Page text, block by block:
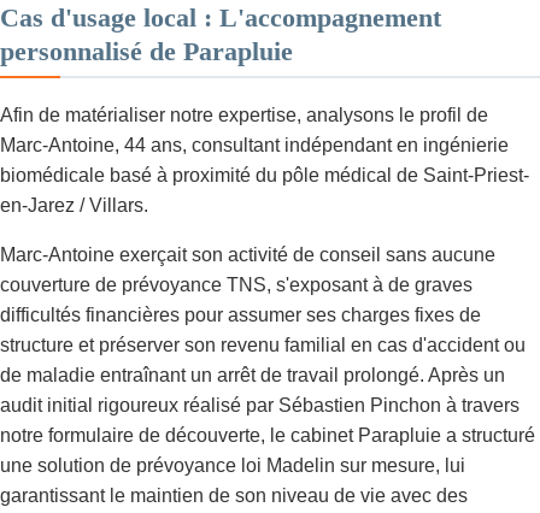
Cas d'usage local : L'accompagnement
personnalisé de Parapluie
Afin de matérialiser notre expertise, analysons le profil de
Marc-Antoine, 44 ans, consultant indépendant en ingénierie
biomédicale basé à proximité du pôle médical de Saint-Priest-
en-Jarez / Villars.
Marc-Antoine exerçait son activité de conseil sans aucune
couverture de prévoyance TNS, s'exposant à de graves
difficultés financières pour assumer ses charges fixes de
structure et préserver son revenu familial en cas d'accident ou
de maladie entraînant un arrêt de travail prolongé. Après un
audit initial rigoureux réalisé par Sébastien Pinchon à travers
notre formulaire de découverte, le cabinet Parapluie a structuré
une solution de prévoyance loi Madelin sur mesure, lui
garantissant le maintien de son niveau de vie avec des